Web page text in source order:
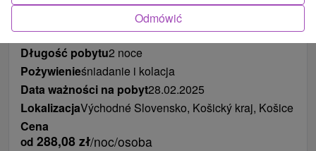
Długość pobytu2 noce
Pożywienieśniadanie i kolacja
Data ważności na pobyt28.02.2025
LokalizacjaVýchodné Slovensko, Košický kraj, Košice
Cena
od 288,08 zł/noc/osoba
Odmówić